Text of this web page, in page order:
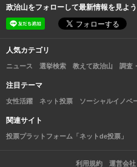
政治山をフォローして最新情報を見よう
人気カテゴリ
ニュース 選挙検索 教えて政治山 調査
注目テーマ
女性活躍 ネット投票 ソーシャルイノベ
関連サイト
投票プラットフォーム「ネットde投票」
利用規約 運営会社